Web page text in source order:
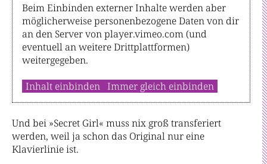
Beim Einbinden externer Inhalte werden aber
möglicherweise personenbezogene Daten von dir
an den Server von player.vimeo.com (und
eventuell an weitere Drittplattformen)
weitergegeben.
Inhalt einbinden Immer gleich einbinden
Und bei »Secret Girl« muss nix groß transferiert
werden, weil ja schon das Original nur eine
Klavierlinie ist.